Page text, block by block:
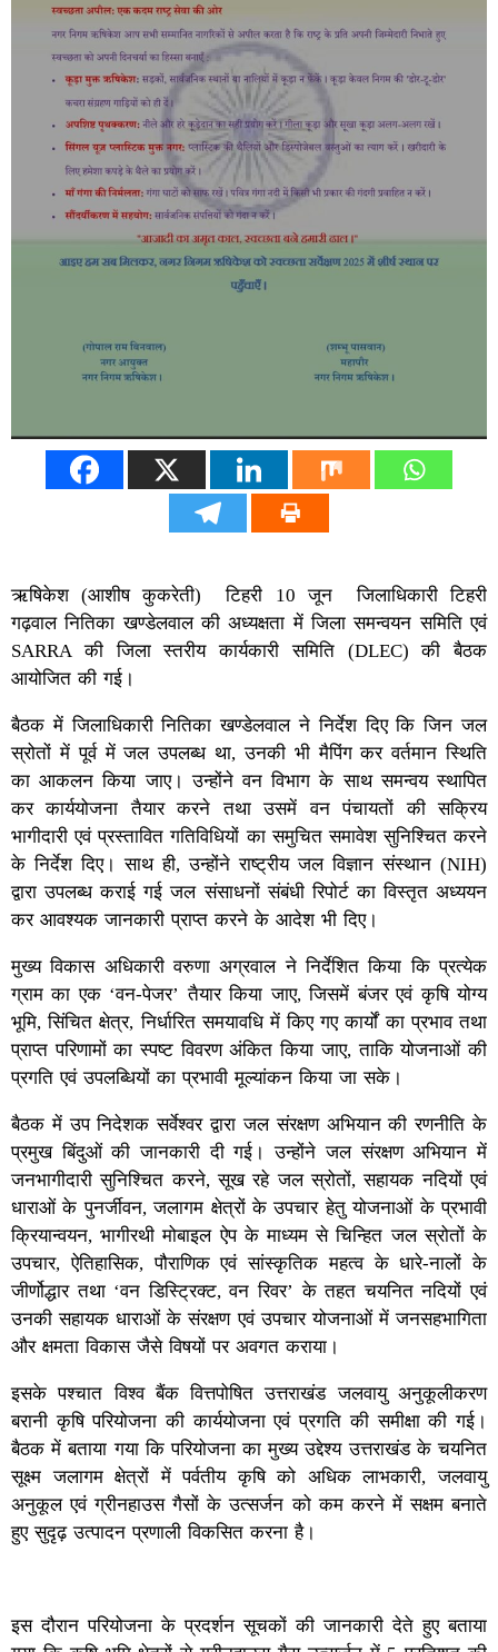
ऋषिकेश (आशीष कुकरेती) टिहरी 10 जून जिलाधिकारी टिहरी
गढ़वाल नितिका खण्डेलवाल की अध्यक्षता में जिला समन्वयन समिति एवं
SARRA की जिला स्तरीय कार्यकारी समिति (DLEC) की बैठक
आयोजित की गई।
बैठक में जिलाधिकारी नितिका खण्डेलवाल ने निर्देश दिए कि जिन जल
स्रोतों में पूर्व में जल उपलब्ध था, उनकी भी मैपिंग कर वर्तमान स्थिति
का आकलन किया जाए। उन्होंने वन विभाग के साथ समन्वय स्थापित
कर कार्ययोजना तैयार करने तथा उसमें वन पंचायतों की सक्रिय
भागीदारी एवं प्रस्तावित गतिविधियों का समुचित समावेश सुनिश्चित करने
के निर्देश दिए। साथ ही, उन्होंने राष्ट्रीय जल विज्ञान संस्थान (NIH)
द्वारा उपलब्ध कराई गई जल संसाधनों संबंधी रिपोर्ट का विस्तृत अध्ययन
कर आवश्यक जानकारी प्राप्त करने के आदेश भी दिए।
मुख्य विकास अधिकारी वरुणा अग्रवाल ने निर्देशित किया कि प्रत्येक
ग्राम का एक ‘वन-पेजर’ तैयार किया जाए, जिसमें बंजर एवं कृषि योग्य
भूमि, सिंचित क्षेत्र, निर्धारित समयावधि में किए गए कार्यों का प्रभाव तथा
प्राप्त परिणामों का स्पष्ट विवरण अंकित किया जाए, ताकि योजनाओं की
प्रगति एवं उपलब्धियों का प्रभावी मूल्यांकन किया जा सके।
बैठक में उप निदेशक सर्वेश्वर द्वारा जल संरक्षण अभियान की रणनीति के
प्रमुख बिंदुओं की जानकारी दी गई। उन्होंने जल संरक्षण अभियान में
जनभागीदारी सुनिश्चित करने, सूख रहे जल स्रोतों, सहायक नदियों एवं
धाराओं के पुनर्जीवन, जलागम क्षेत्रों के उपचार हेतु योजनाओं के प्रभावी
क्रियान्वयन, भागीरथी मोबाइल ऐप के माध्यम से चिन्हित जल स्रोतों के
उपचार, ऐतिहासिक, पौराणिक एवं सांस्कृतिक महत्व के धारे-नालों के
जीर्णोद्धार तथा ‘वन डिस्ट्रिक्ट, वन रिवर’ के तहत चयनित नदियों एवं
उनकी सहायक धाराओं के संरक्षण एवं उपचार योजनाओं में जनसहभागिता
और क्षमता विकास जैसे विषयों पर अवगत कराया।
इसके पश्चात विश्व बैंक वित्तपोषित उत्तराखंड जलवायु अनुकूलीकरण
बरानी कृषि परियोजना की कार्ययोजना एवं प्रगति की समीक्षा की गई।
बैठक में बताया गया कि परियोजना का मुख्य उद्देश्य उत्तराखंड के चयनित
सूक्ष्म जलागम क्षेत्रों में पर्वतीय कृषि को अधिक लाभकारी, जलवायु
अनुकूल एवं ग्रीनहाउस गैसों के उत्सर्जन को कम करने में सक्षम बनाते
हुए सुदृढ़ उत्पादन प्रणाली विकसित करना है।
इस दौरान परियोजना के प्रदर्शन सूचकों की जानकारी देते हुए बताया